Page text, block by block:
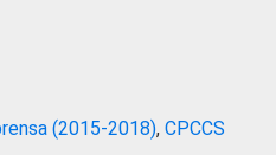
(2015-2018), CPCCS